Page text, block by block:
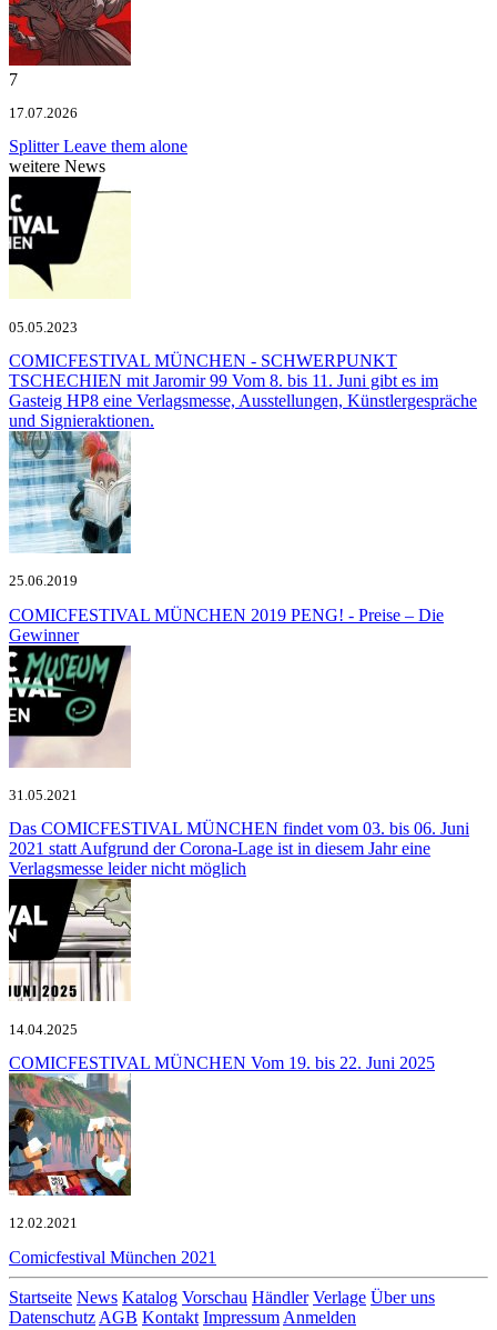
7
17.07.2026
SplitterLeave them alone
weitere News
05.05.2023
COMICFESTIVAL MÜNCHEN - SCHWERPUNKT
TSCHECHIEN mit Jaromir 99 Vom 8. bis 11. Juni gibt es im
Gasteig HP8 eine Verlagsmesse, Ausstellungen, Künstlergespräche
und Signieraktionen.
25.06.2019
COMICFESTIVAL MÜNCHEN 2019 PENG! - Preise – Die
Gewinner
31.05.2021
Das COMICFESTIVAL MÜNCHEN findet vom 03. bis 06. Juni
2021 statt Aufgrund der Corona-Lage ist in diesem Jahr eine
Verlagsmesse leider nicht möglich
14.04.2025
COMICFESTIVAL MÜNCHEN Vom 19. bis 22. Juni 2025
12.02.2021
Comicfestival München 2021
Startseite News Katalog Vorschau Händler Verlage Über uns
Datenschutz AGB Kontakt Impressum Anmelden